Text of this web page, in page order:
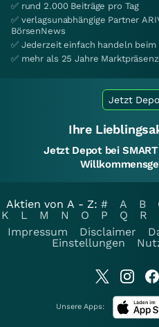
✅ rund 2.000 Beiträge pro Tag
✅ verlagsunabhängige Partner
BörsenNews
✅ Jederzeit einfach handeln beim
✅ mehr als 25 Jahre Marktpräsenz
Jetzt
Ihre
Jetzt Depot bei
Aktien von A - Z: # A B
K
L M N O P Q R
Impressum
Disclaimer
Einstellungen
Unsere Apps: